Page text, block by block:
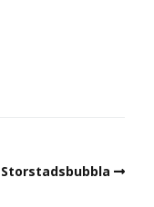
Storstadsbubbla